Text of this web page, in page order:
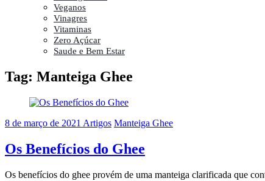
Veganos
Vinagres
Vitaminas
Zero Açúcar
Saude e Bem Estar
Tag: Manteiga Ghee
8 de março de 2021 Artigos Manteiga Ghee
Os Benefícios do Ghee
Os benefícios do ghee provém de uma manteiga clarificada que